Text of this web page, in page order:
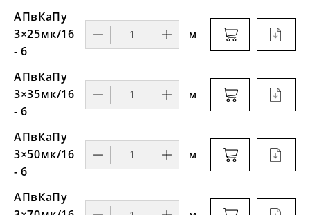
АПвКаПу
3×25мк/16
- 6
м
АПвКаПу
3×35мк/16
- 6
м
АПвКаПу
3×50мк/16
- 6
м
АПвКаПу